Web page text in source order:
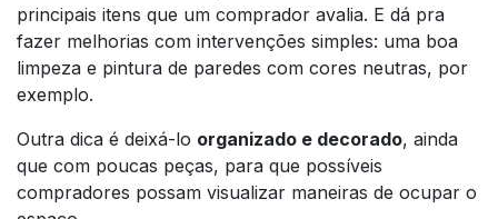
principais itens que um comprador avalia. E dá pra
fazer melhorias com intervenções simples: uma boa
limpeza e pintura de paredes com cores neutras, por
exemplo.
Outra dica é deixá-lo organizado e decorado, ainda
que com poucas peças, para que possíveis
compradores possam visualizar maneiras de ocupar o